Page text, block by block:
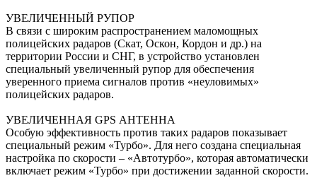
УВЕЛИЧЕННЫЙ РУПОР
В связи с широким распространением маломощных
полицейских радаров (Скат, Оскон, Кордон и др.) на
территории России и СНГ, в устройство установлен
специальный увеличенный рупор для обеспечения
уверенного приема сигналов против «неуловимых»
полицейских радаров.
УВЕЛИЧЕННАЯ GPS АНТЕННА
Особую эффективность против таких радаров показывает
специальный режим «Турбо». Для него создана специальная
настройка по скорости – «Автотурбо», которая автоматически
включает режим «Турбо» при достижении заданной скорости.